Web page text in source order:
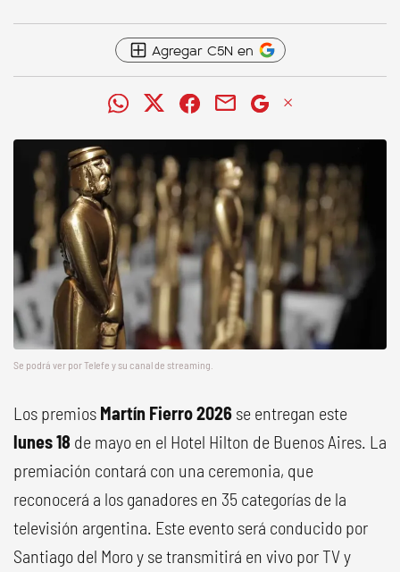
Agregar C5N en
Se podrá ver por Telefe y su canal de streaming.
Los premios Martín Fierro 2026 se entregan este
lunes 18 de mayo en el Hotel Hilton de Buenos Aires. La
premiación contará con una ceremonia, que
reconocerá a los ganadores en 35 categorías de la
televisión argentina. Este evento será conducido por
Santiago del Moro y se transmitirá en vivo por TV y